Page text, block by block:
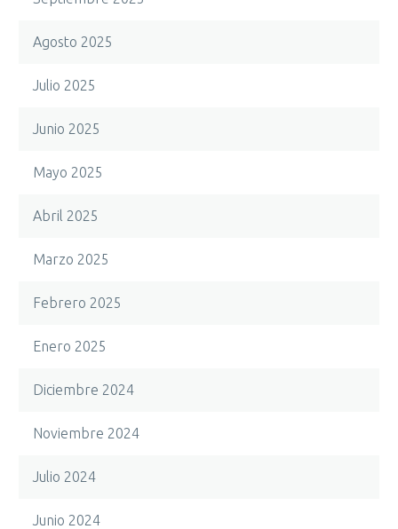
Agosto 2025
Julio 2025
Junio 2025
Mayo 2025
Abril 2025
Marzo 2025
Febrero 2025
Enero 2025
Diciembre 2024
Noviembre 2024
Julio 2024
Junio 2024